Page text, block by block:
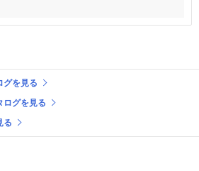
グを見る
ログを見る
る